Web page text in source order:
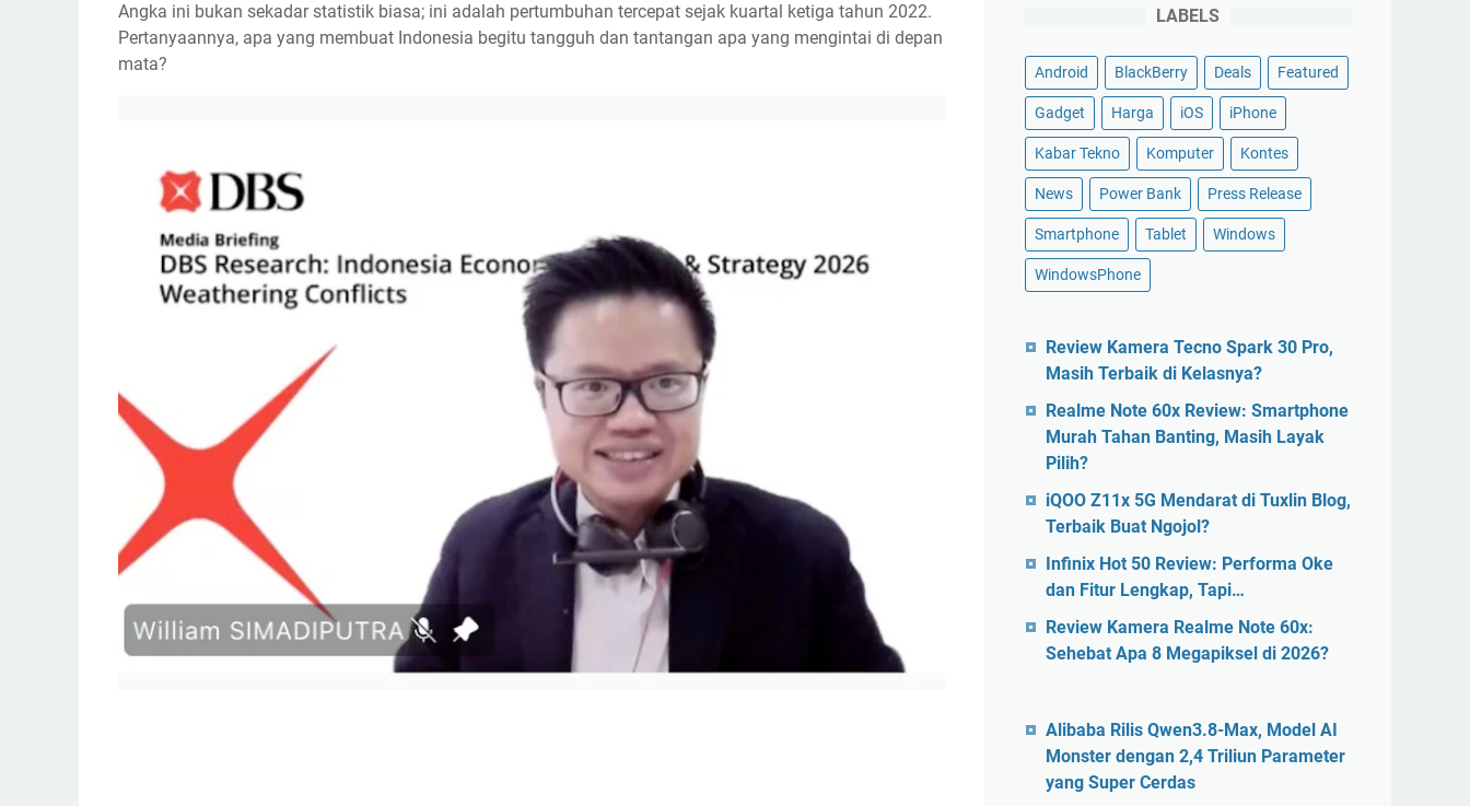
Angka ini bukan sekadar statistik biasa; ini adalah pertumbuhan tercepat sejak kuartal ketiga tahun 2022.
Pertanyaannya, apa yang membuat Indonesia begitu tangguh dan tantangan apa yang mengintai di depan
mata?
LABELS
Android BlackBerry Deals Featured
Gadget Harga iOS iPhone
Kabar Tekno Komputer Kontes
News Power Bank Press Release
Smartphone Tablet Windows
WindowsPhone
Review Kamera Tecno Spark 30 Pro,
Masih Terbaik di Kelasnya?
Realme Note 60x Review: Smartphone
Murah Tahan Banting, Masih Layak
Pilih?
iQOO Z11x 5G Mendarat di Tuxlin Blog,
Terbaik Buat Ngojol?
Infinix Hot 50 Review: Performa Oke
dan Fitur Lengkap, Tapi…
Review Kamera Realme Note 60x:
Sehebat Apa 8 Megapiksel di 2026?
Alibaba Rilis Qwen3.8-Max, Model AI
Monster dengan 2,4 Triliun Parameter
yang Super Cerdas